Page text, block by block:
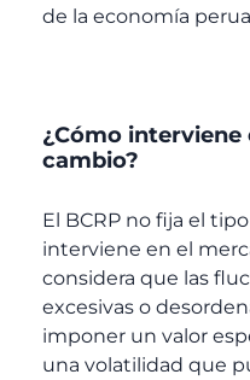
de la economía
¿Cómo interviene
cambio?
El BCRP no fija el
interviene en el
considera que las
excesivas o
imponer un valor
una volatilidad que